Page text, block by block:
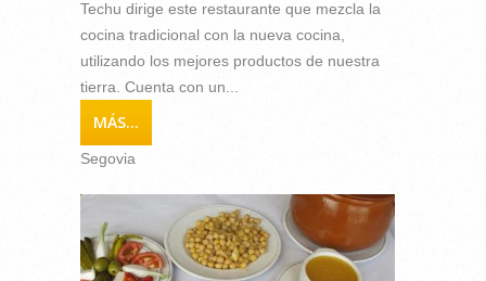
Techu dirige este restaurante que mezcla la
cocina tradicional con la nueva cocina,
utilizando los mejores productos de nuestra
tierra. Cuenta con un...
MÁS...
Segovia